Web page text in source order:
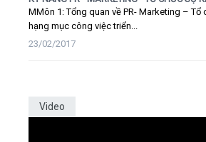
MMôn 1: Tổng quan về PR- Marketing –
hạng mục công việc triển...
23/02/2017
Video